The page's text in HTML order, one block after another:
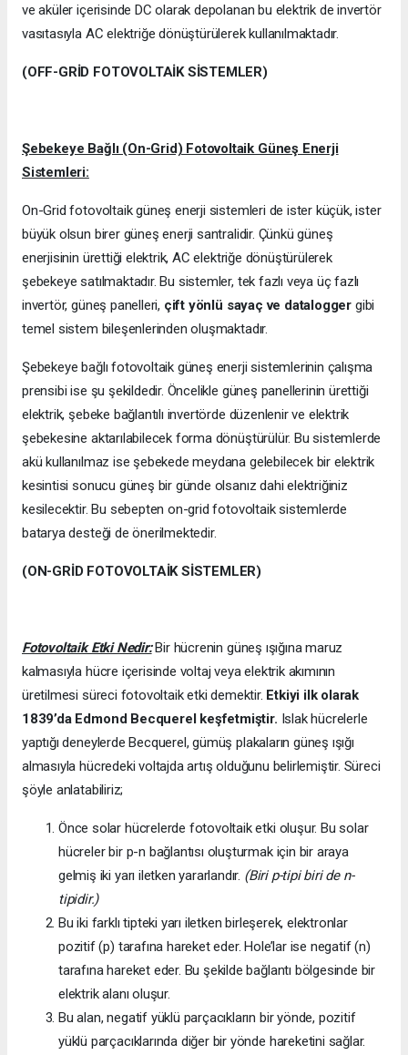
ve aküler içerisinde DC olarak depolanan bu elektrik de invertör
vasıtasıyla AC elektriğe dönüştürülerek kullanılmaktadır.
(OFF-GRİD FOTOVOLTAİK SİSTEMLER)
Şebekeye Bağlı (On-Grid) Fotovoltaik Güneş Enerji
Sistemleri:
On-Grid fotovoltaik güneş enerji sistemleri de ister küçük, ister
büyük olsun birer güneş enerji santralidir. Çünkü güneş
enerjisinin ürettiği elektrik, AC elektriğe dönüştürülerek
şebekeye satılmaktadır. Bu sistemler, tek fazlı veya üç fazlı
invertör, güneş panelleri, çift yönlü sayaç ve datalogger gibi
temel sistem bileşenlerinden oluşmaktadır.
Şebekeye bağlı fotovoltaik güneş enerji sistemlerinin çalışma
prensibi ise şu şekildedir. Öncelikle güneş panellerinin ürettiği
elektrik, şebeke bağlantılı invertörde düzenlenir ve elektrik
şebekesine aktarılabilecek forma dönüştürülür. Bu sistemlerde
akü kullanılmaz ise şebekede meydana gelebilecek bir elektrik
kesintisi sonucu güneş bir günde olsanız dahi elektriğiniz
kesilecektir. Bu sebepten on-grid fotovoltaik sistemlerde
batarya desteği de önerilmektedir.
(ON-GRİD FOTOVOLTAİK SİSTEMLER)
Fotovoltaik Etki Nedir:Bir hücrenin güneş ışığına maruz
kalmasıyla hücre içerisinde voltaj veya elektrik akımının
üretilmesi süreci fotovoltaik etki demektir. Etkiyi ilk olarak
1839’da Edmond Becquerel keşfetmiştir. Islak hücrelerle
yaptığı deneylerde Becquerel, gümüş plakaların güneş ışığı
almasıyla hücredeki voltajda artış olduğunu belirlemiştir. Süreci
şöyle anlatabiliriz;
Önce solar hücrelerde fotovoltaik etki oluşur. Bu solar
hücreler bir p-n bağlantısı oluşturmak için bir araya
gelmiş iki yarı iletken yararlandır. (Biri p-tipi biri de n-
tipidir.)
Bu iki farklı tipteki yarı iletken birleşerek, elektronlar
pozitif (p) tarafına hareket eder. Hole’lar ise negatif (n)
tarafına hareket eder. Bu şekilde bağlantı bölgesinde bir
elektrik alanı oluşur.
Bu alan, negatif yüklü parçacıkların bir yönde, pozitif
yüklü parçacıklarında diğer bir yönde hareketini sağlar.